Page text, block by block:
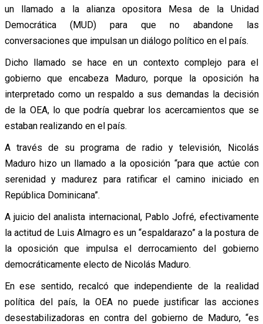
un llamado a la alianza opositora Mesa de la Unidad
Democrática (MUD) para que no abandone las
conversaciones que impulsan un diálogo político en el país.
Dicho llamado se hace en un contexto complejo para el
gobierno que encabeza Maduro, porque la oposición ha
interpretado como un respaldo a sus demandas la decisión
de la OEA, lo que podría quebrar los acercamientos que se
estaban realizando en el país.
A través de su programa de radio y televisión, Nicolás
Maduro hizo un llamado a la oposición “para que actúe con
serenidad y madurez para ratificar el camino iniciado en
República Dominicana”.
A juicio del analista internacional, Pablo Jofré, efectivamente
la actitud de Luis Almagro es un “espaldarazo” a la postura de
la oposición que impulsa el derrocamiento del gobierno
democráticamente electo de Nicolás Maduro.
En ese sentido, recalcó que independiente de la realidad
política del país, la OEA no puede justificar las acciones
desestabilizadoras en contra del gobierno de Maduro, “es